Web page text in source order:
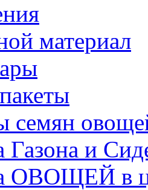
материал
семян
Газона и
ОВОЩЕЙ в